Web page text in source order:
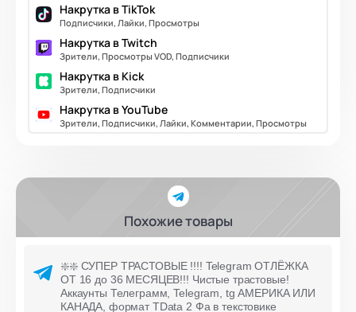
Накрутка в TikTok
Подписчики, Лайки, Просмотры
Накрутка в Twitch
Зрители, Просмотры VOD, Подписчики
Накрутка в Kick
Зрители, Подписчики
Накрутка в YouTube
Зрители, Подписчики, Лайки, Комментарии, Просмотры
Похожие товары
❇️❇️ СУПЕР ТРАСТОВЫЕ !!!! Telegram ОТЛЁЖКА
ОТ 16 до 36 МЕСЯЦЕВ!!! Чистые трастовые!
Аккаунты Телеграмм, Telegram, tg АМЕРИКА ИЛИ
КАНАДА, формат TData 2 Фа в текстовике